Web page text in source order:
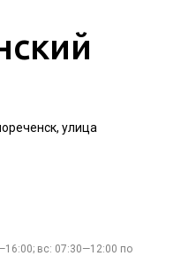
улица
вс: 07:30—12:00 по